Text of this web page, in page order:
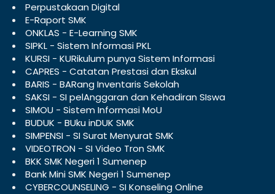
Perpustakaan Digital
E-Raport SMK
ONKLAS - E-Learning SMK
SIPKL - Sistem Informasi PKL
KURSI - KURikulum punya Sistem Informasi
CAPRES - Catatan Prestasi dan Ekskul
BARIS - BARang Inventaris Sekolah
SAKSI - SI pelAnggaran dan Kehadiran SIswa
SIMOU - Sistem Informasi MoU
BUDUK - BUku inDUK SMK
SIMPENSI - SI Surat Menyurat SMK
VIDEOTRON - SI Video Tron SMK
BKK SMK Negeri 1 Sumenep
Bank Mini SMK Negeri 1 Sumenep
CYBERCOUNSELING - SI Konseling Online